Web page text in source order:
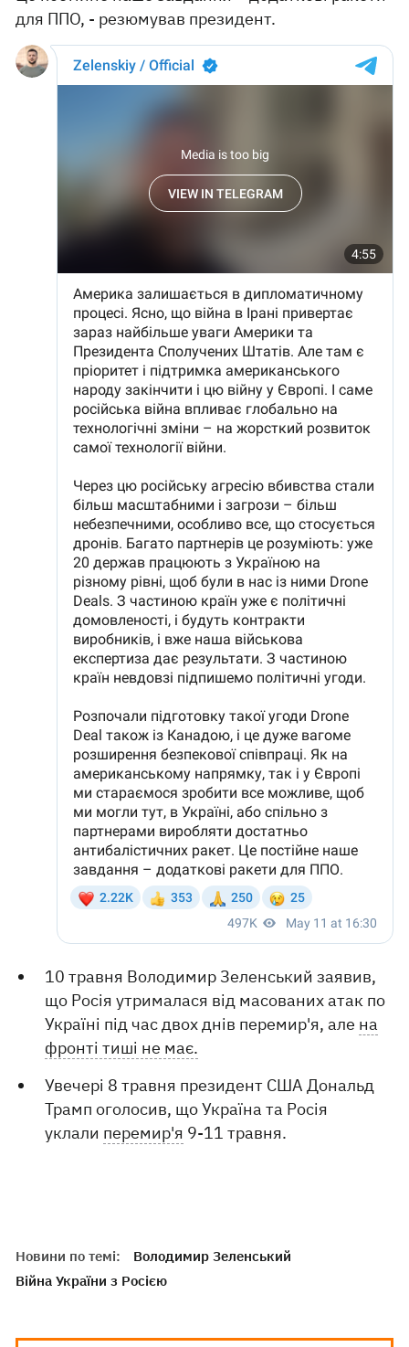
для ППО, - резюмував президент.
10 травня Володимир Зеленський заявив,
що Росія утрималася від масованих атак по
Україні під час двох днів перемир'я, але на
фронті тиші не має.
Увечері 8 травня президент США Дональд
Трамп оголосив, що Україна та Росія
уклали перемир'я 9-11 травня.
Новини по темі:
Володимир Зеленський
Війна України з Росією